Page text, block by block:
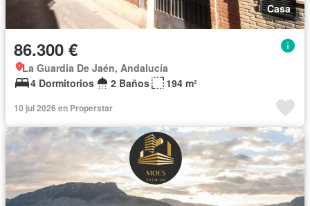
Casa
86.300 €
La Guardia De Jaén, Andalucía
4 Dormitorios
2 Baños 194 m²
10 jul 2026 en Properstar